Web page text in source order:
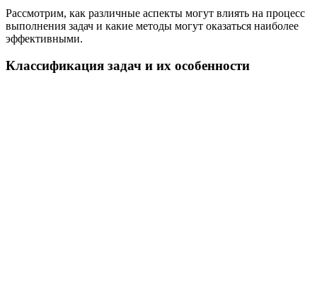
Рассмотрим, как различные аспекты могут влиять на процесс
выполнения задач и какие методы могут оказаться наиболее
эффективными.
Классификация задач и их особенности